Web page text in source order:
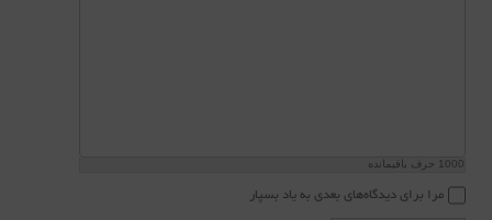
1000 حرف باقیمانده
مرا برای دیدگاه‌های بعدی به یاد بسپار